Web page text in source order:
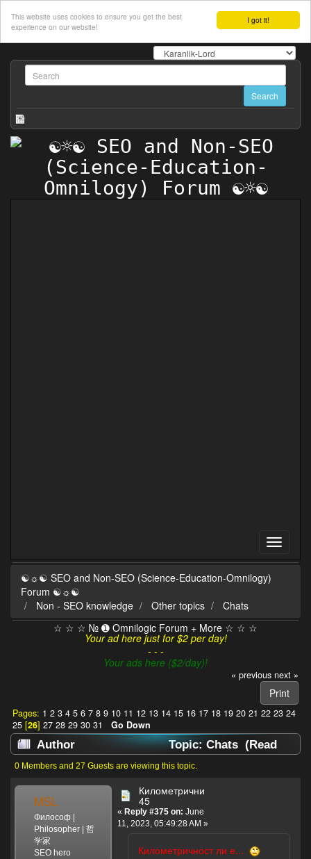
I got it!
This website uses cookies to ensure you get the best
experience on our website!
☯☼☯ SEO and Non-SEO (Science-Education-Omnilogy)
Forum ☯☼☯
Non - SEO knowledge
Other topics
Chats
☆ ☆ ☆ № ➊ Omnilogic Forum + More ☆ ☆ ☆
Your ad here just for $2 per day!
- - -
Your ads here ($2/day)!
« previous next »
Print
Pages: 1 2 3 4 5 6 7 8 9 10 11 12 13 14 15 16 17 18 19 20 21 22 23 24
25[26] 27 28 29 30 31 Go Down
Author
Topic: Chats (Read
153983 times)
0 Members and 27 Guests are viewing this topic.
MSL
Философ |
Philosopher | 哲
学家
SEO hero
Километрични
45
« Reply #375 on: June
11, 2023, 05:49:28 AM »
Километричност ли е...